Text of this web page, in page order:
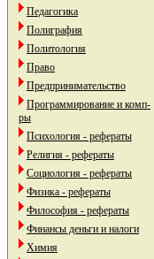
Педагогика
Полиграфия
Политология
Право
Предпринимательство
Программирование и комп-
ры
Психология - рефераты
Религия - рефераты
Социология - рефераты
Физика - рефераты
Философия - рефераты
Финансы деньги и налоги
Химия